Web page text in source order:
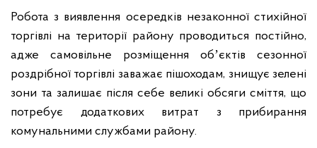
Робота з виявлення осередків незаконної стихійної
торгівлі на території району проводиться постійно,
адже самовільне розміщення обʼєктів сезонної
роздрібної торгівлі заважає пішоходам, знищує зелені
зони та залишає після себе великі обсяги сміття, що
потребує додаткових витрат з прибирання
комунальними службами району.